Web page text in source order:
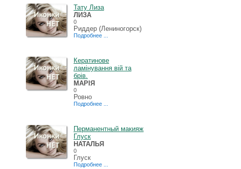
Тату Лиза
ЛИЗА
0
Риддер (Лениногорск)
Подробнее ...
Кератинове
ламінування вій та
брів.
МАРІЯ
0
Ровно
Подробнее ...
Перманентный макияж
Глуск
НАТАЛЬЯ
0
Глуск
Подробнее ...